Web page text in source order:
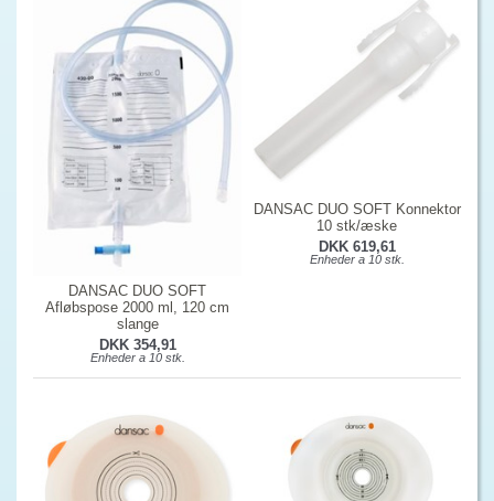
DANSAC DUO SOFT
Afløbspose 2000 ml, 120 cm
slange
DKK 354,91
Enheder a 10 stk.
DANSAC DUO SOFT Konnektor
10 stk/æske
DKK 619,61
Enheder a 10 stk.